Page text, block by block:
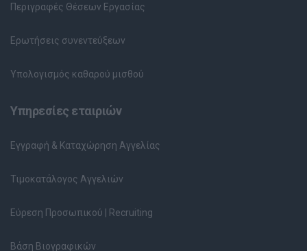
Περιγραφές Θέσεων Εργασίας
Ερωτήσεις συνεντεύξεων
Υπολογισμός καθαρού μισθού
Υπηρεσίες εταιριών
Εγγραφή & Καταχώρηση Αγγελίας
Τιμοκατάλογος Αγγελιών
Εύρεση Προσωπικού | Recruiting
Βάση Βιογραφικών